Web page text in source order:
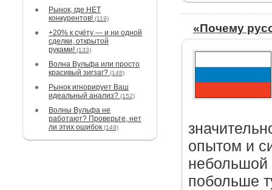
Рынок, где НЕТ
конкурентов! (119)
+20% к счёту — и ни одной
сделки, открытой
руками! (133)
Волна Вульфа или просто
красивый зигзаг? (148)
Рынок игнорирует Ваш
идеальный анализ? (152)
Волны Вульфа не
работают? Проверьте, нет
ли этих ошибок (149)
«Почему
опытом и
небольшой
побольше